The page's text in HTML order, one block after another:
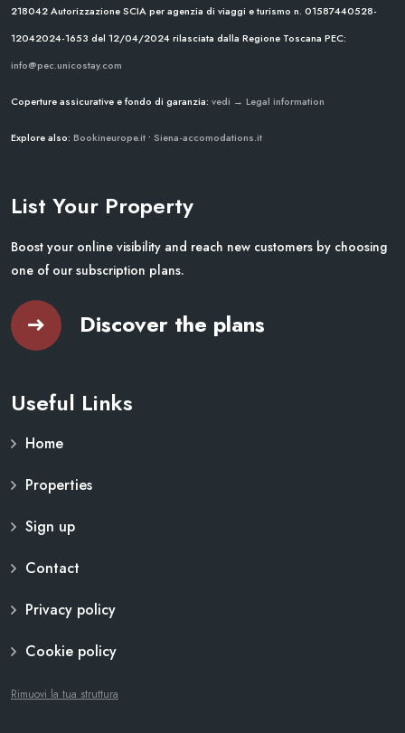
218042Autorizzazione SCIA per agenzia di viaggi e turismo n. 01587440528-
12042024-1653 del 12/04/2024rilasciata dalla Regione Toscana PEC:
info@pec.unicostay.com
Coperture assicurative e fondo di garanzia: vedi → Legal information
Explore also: Bookineurope.it • Siena-accomodations.it
List Your Property
Boost your online visibility and reach new customers by choosing
one of our subscription plans.
Discover the plans
Useful Links
Home
Properties
Sign up
Contact
Privacy policy
Cookie policy
Rimuovi la tua struttura